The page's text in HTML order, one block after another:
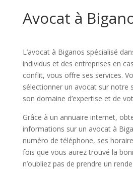
Avocat à
L’avocat à Biganos spécialisé
individus et des entreprises en
conflit, vous offre ses services.
sélectionner un avocat sur notre
son domaine d’expertise et de
Grâce à un annuaire internet,
informations sur un avocat à
numéro de téléphone, ses
fois que vous aurez trouvé la
n’oubliez pas de prendre un